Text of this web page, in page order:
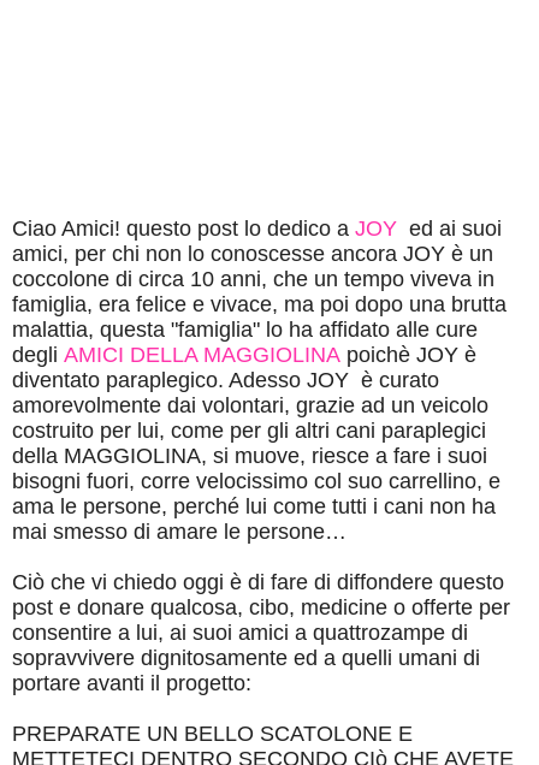
Ciao Amici! questo post lo dedico a JOY ed ai suoi
amici, per chi non lo conoscesse ancora JOY è un
coccolone di circa 10 anni, che un tempo viveva in
famiglia, era felice e vivace, ma poi dopo una brutta
malattia, questa "famiglia" lo ha affidato alle cure
degli AMICI DELLA MAGGIOLINA poichè JOY è
diventato paraplegico. Adesso JOY è curato
amorevolmente dai volontari, grazie ad un veicolo
costruito per lui, come per gli altri cani paraplegici
della MAGGIOLINA, si muove, riesce a fare i suoi
bisogni fuori, corre velocissimo col suo carrellino, e
ama le persone, perché lui come tutti i cani non ha
mai smesso di amare le persone…
Ciò che vi chiedo oggi è di fare di diffondere questo
post e donare qualcosa, cibo, medicine o offerte per
consentire a lui, ai suoi amici a quattrozampe di
sopravvivere dignitosamente ed a quelli umani di
portare avanti il progetto:
PREPARATE UN BELLO SCATOLONE E
METTETECI DENTRO SECONDO CIò CHE AVETE